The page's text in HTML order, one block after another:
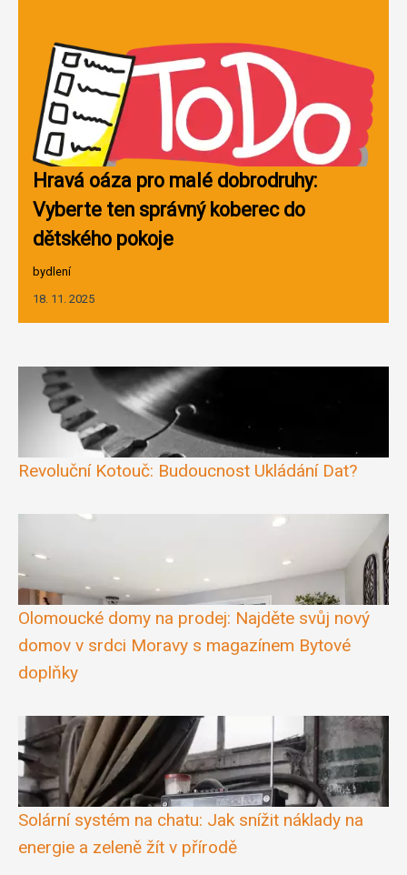
Hravá oáza pro malé dobrodruhy:
Vyberte ten správný koberec do
dětského pokoje
bydlení
18. 11. 2025
Revoluční Kotouč: Budoucnost Ukládání Dat?
Olomoucké domy na prodej: Najděte svůj nový
domov v srdci Moravy s magazínem Bytové
doplňky
Solární systém na chatu: Jak snížit náklady na
energie a zeleně žít v přírodě